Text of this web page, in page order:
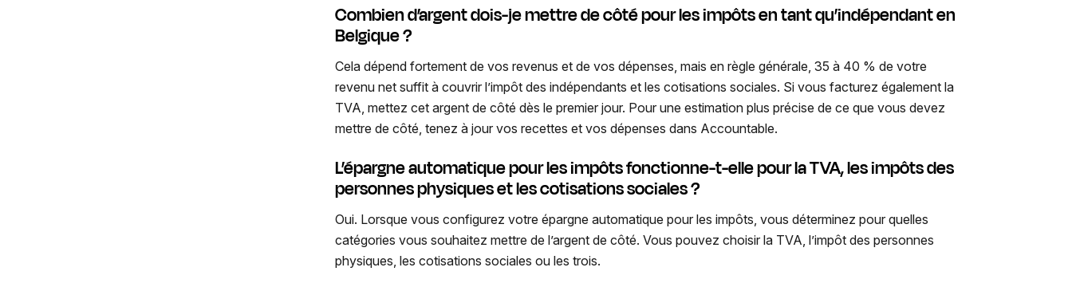
Combien d’argent dois-je mettre de côté pour les impôts en tant qu’indépendant en
Belgique ?
Cela dépend fortement de vos revenus et de vos dépenses, mais en règle générale, 35 à 40 % de votre
revenu net suffit à couvrir l’impôt des indépendants et les cotisations sociales. Si vous facturez également la
TVA, mettez cet argent de côté dès le premier jour. Pour une estimation plus précise de ce que vous devez
mettre de côté, tenez à jour vos recettes et vos dépenses dans Accountable.
L’épargne automatique pour les impôts fonctionne-t-elle pour la TVA, les impôts des
personnes physiques et les cotisations sociales ?
Oui. Lorsque vous configurez votre épargne automatique pour les impôts, vous déterminez pour quelles
catégories vous souhaitez mettre de l’argent de côté. Vous pouvez choisir la TVA, l’impôt des personnes
physiques, les cotisations sociales ou les trois.